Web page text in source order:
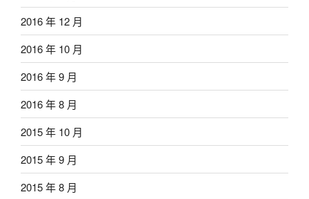
2016 年 12 月
2016 年 10 月
2016 年 9 月
2016 年 8 月
2015 年 10 月
2015 年 9 月
2015 年 8 月